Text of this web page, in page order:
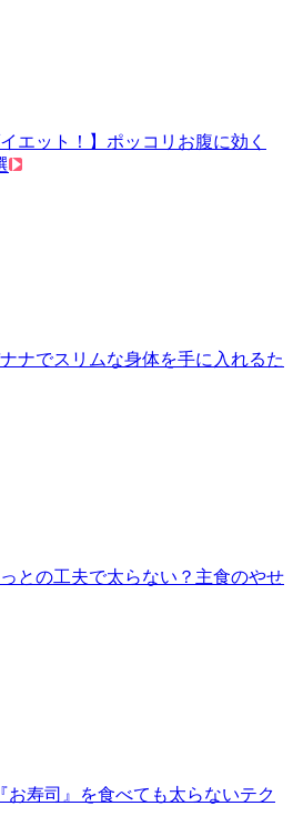
エット！】ポッコリお腹に効く
ナでスリムな身体を手に入れるた
との工夫で太らない？主食のやせ
お寿司』を食べても太らないテク